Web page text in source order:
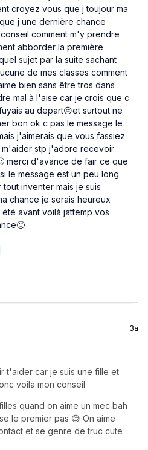
croyez vous que j toujour ma
j une dernière chance
comment m'y prendre
abborder la première
sujet par la suite sachant
de mes classes comment
bien sans être tros dans
mal à l'aise car je crois que c
au depart😔et surtout ne
bon ok c pas le message le
j'aimerais que vous fassiez
stp j'adore recevoir
merci d'avance de fair ce que
le message est un peu long
inventer mais je suis
chance je serais heureux
avant voilà jattemp vos
3a
t'aider car je suis une fille et
voila mon conseil
quand on aime un mec bah
le premier pas 😅 On aime
et se genre de truc cute